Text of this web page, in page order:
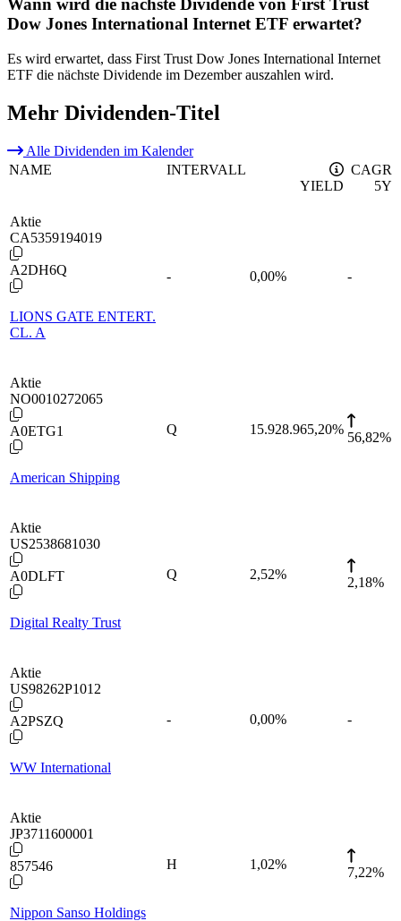
Wann wird die nächste Dividende von First Trust
Dow Jones International Internet ETF erwartet?
Es wird erwartet, dass First Trust Dow Jones International Internet
ETF die nächste Dividende im Dezember auszahlen wird.
Mehr Dividenden-Titel
Alle Dividenden im Kalender
NAME
INTERVALL
YIELD
CAGR
5Y
Aktie
CA5359194019
A2DH6Q
LIONS GATE ENTERT.
CL. A
- 0,00% -
Aktie
NO0010272065
A0ETG1
American Shipping
Q 15.928.965,20%
56,82%
Aktie
US2538681030
A0DLFT
Digital Realty Trust
Q 2,52%
2,18%
Aktie
US98262P1012
A2PSZQ
WW International
- 0,00% -
Aktie
JP3711600001
857546
Nippon Sanso Holdings
H 1,02%
7,22%